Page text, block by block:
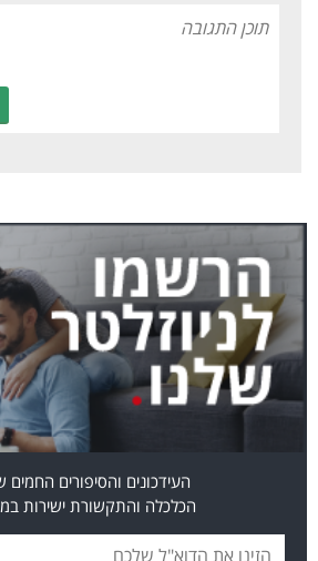
העידכונים והסיפורים החמים
הכלכלה והתקשורת ישירות